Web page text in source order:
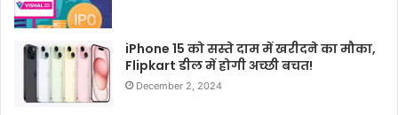
iPhone 15 को सस्ते दाम में खरीदने का मौका,
Flipkart डील में होगी अच्छी बचत!
December 2, 2024